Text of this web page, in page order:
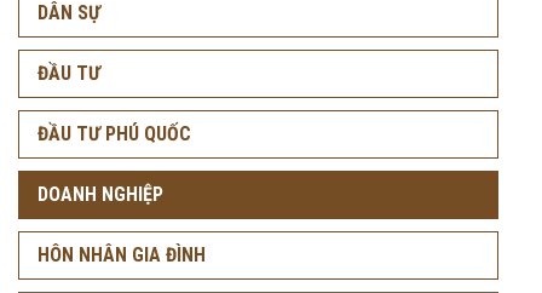
DÂN SỰ
ĐẦU TƯ
ĐẦU TƯ PHÚ QUỐC
DOANH NGHIỆP
HÔN NHÂN GIA ĐÌNH